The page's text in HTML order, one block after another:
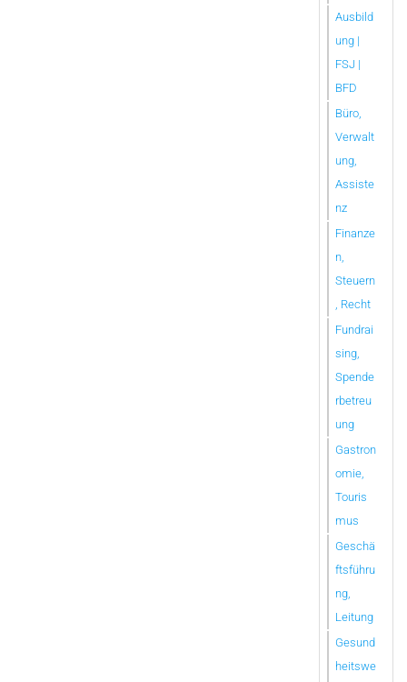
Ausbild
ung |
FSJ |
BFD
Büro,
Verwalt
ung,
Assiste
nz
Finanze
n,
Steuern
, Recht
Fundrai
sing,
Spende
rbetreu
ung
Gastron
omie,
Touris
mus
Geschä
ftsführu
ng,
Leitung
Gesund
heitswe